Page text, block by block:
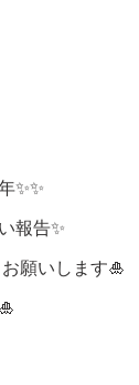
✨✨
報告✨
願いします🎍